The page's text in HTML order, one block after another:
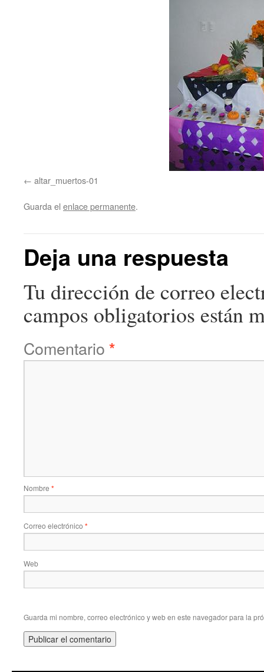
altar_muertos-01
Guarda el enlace permanente.
Deja una respuesta
Tu dirección de correo
campos obligatorios están
Comentario *
Nombre *
Correo electrónico *
Web
Guarda mi nombre, correo electrónico y web en este navegador para la